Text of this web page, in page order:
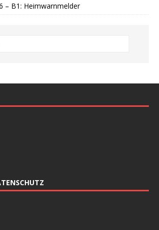
– B1: Heimwarnmelder